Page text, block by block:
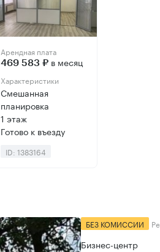
Арендная плата
469 583 ₽в месяц
Характеристики
Смешанная
планировка
1 этаж
Готово к въезду
ID: 1383164
БЕЗ КОМИССИИ
Бизнес-центр